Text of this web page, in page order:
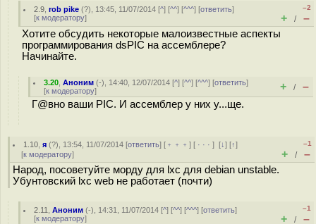
2.9 ,rob pike (?), 13:45, 11/07/2014 [^] [^^] [^^^] [ответить]
[к модератору]
–2
+ / –
Хотите обсудить некоторые малоизвестные аспекты
программирования dsPIC на ассемблере?
Начинайте.
3.20 ,Аноним (-), 14:40, 12/07/2014 [^] [^^] [^^^] [ответить]
[к модератору] + / –
Г@вно ваши PIC. И ассемблер у них у...ще.
1.10 ,я (?), 13:54, 11/07/2014 [ответить] [ ﹢﹢﹢] [ · · ·][↓] [↑]
[к модератору]
–1
+ / –
Народ, посоветуйте морду для lxc для debian unstable.
Убунтовский lxc web не работает (почти)
2.11 ,Аноним (-), 14:31, 11/07/2014 [^] [^^] [^^^] [ответить]
[к модератору]
–1
+ / –